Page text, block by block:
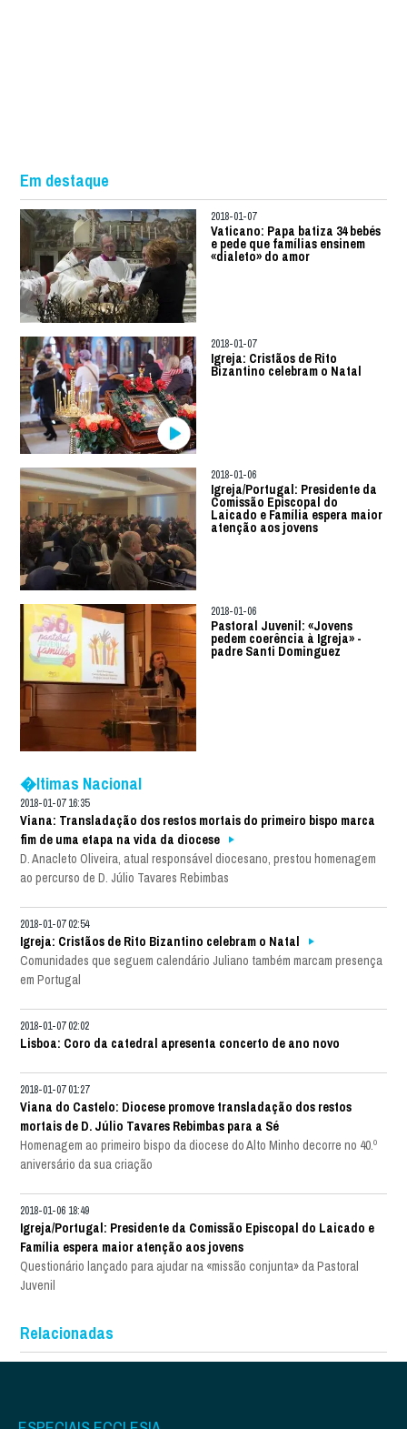
Em destaque
2018-01-07
Vaticano: Papa batiza 34 bebés
e pede que famílias ensinem
«dialeto» do amor
2018-01-07
Igreja: Cristãos de Rito
Bizantino celebram o Natal
2018-01-06
Igreja/Portugal: Presidente da
Comissão Episcopal do
Laicado e Família espera maior
atenção aos jovens
2018-01-06
Pastoral Juvenil: «Jovens
pedem coerência à Igreja» -
padre Santi Dominguez
�ltimas Nacional
2018-01-07 16:35
Viana: Transladação dos restos mortais do primeiro bispo marca
fim de uma etapa na vida da diocese
D. Anacleto Oliveira, atual responsável diocesano, prestou homenagem
ao percurso de D. Júlio Tavares Rebimbas
2018-01-07 02:54
Igreja: Cristãos de Rito Bizantino celebram o Natal
Comunidades que seguem calendário Juliano também marcam presença
em Portugal
2018-01-07 02:02
Lisboa: Coro da catedral apresenta concerto de ano novo
2018-01-07 01:27
Viana do Castelo: Diocese promove transladação dos restos
mortais de D. Júlio Tavares Rebimbas para a Sé
Homenagem ao primeiro bispo da diocese do Alto Minho decorre no 40.º
aniversário da sua criação
2018-01-06 18:49
Igreja/Portugal: Presidente da Comissão Episcopal do Laicado e
Família espera maior atenção aos jovens
Questionário lançado para ajudar na «missão conjunta» da Pastoral
Juvenil
Relacionadas